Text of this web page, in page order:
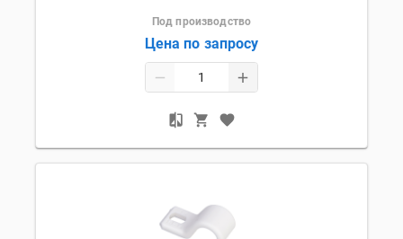
Под производство
Цена по запросу